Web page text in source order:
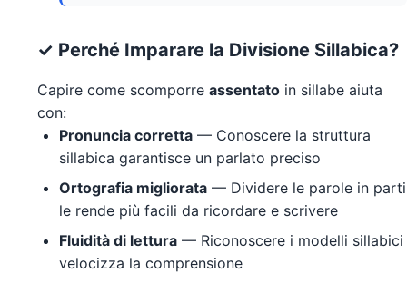
✓ Perché Imparare la Divisione Sillabica?
Capire come scomporre assentato in sillabe aiuta
con:
Pronuncia corretta — Conoscere la struttura
sillabica garantisce un parlato preciso
Ortografia migliorata — Dividere le parole in parti
le rende più facili da ricordare e scrivere
Fluidità di lettura — Riconoscere i modelli sillabici
velocizza la comprensione